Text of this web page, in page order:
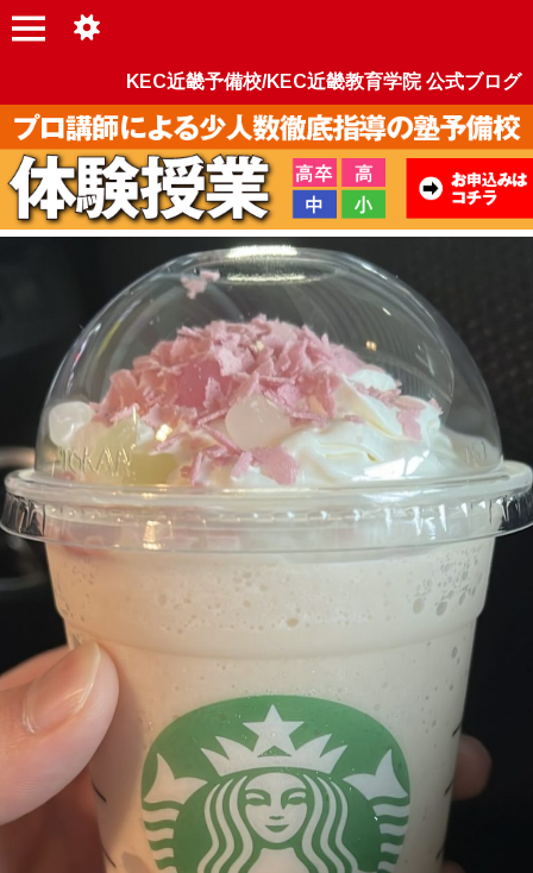
KEC近畿予備校/KEC近畿教育学院 公式ブログ